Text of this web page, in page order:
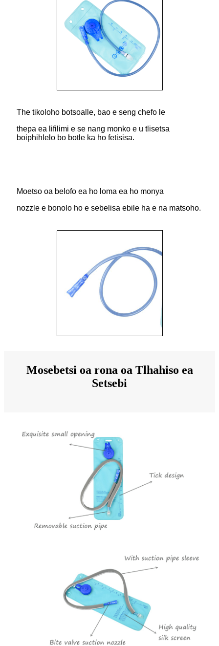
The tikoloho botsoalle, bao e seng chefo le
thepa ea lifilimi e se nang monko e u tlisetsa
boiphihlelo bo botle ka ho fetisisa.
Moetso oa belofo ea ho loma ea ho monya
nozzle e bonolo ho e sebelisa ebile ha e na matsoho.
Mosebetsi oa rona oa Tlhahiso ea
Setsebi